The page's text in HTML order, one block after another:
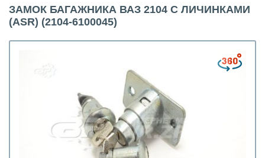
ЗАМОК БАГАЖНИКА ВАЗ 2104 С ЛИЧИНКАМИ
(ASR) (2104-6100045)